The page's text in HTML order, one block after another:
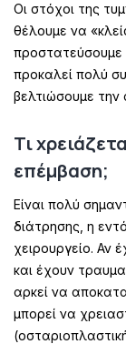
Οι στόχοι της
θέλουμε να
προστατεύσουμε
προκαλεί πολύ
βελτιώσουμε την
Τι
επέμβαση;
Είναι πολύ
διάτρησης, η
χειρουργείο. Αν
και έχουν
αρκεί να
μπορεί να